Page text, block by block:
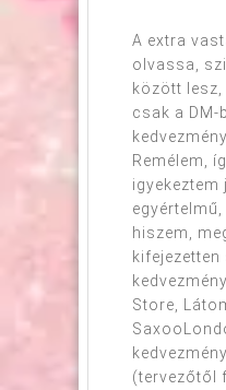
A extra
olvassa,
között
csak a DM-
Remélem,
hiszem,
kifejezetten
Store,
(tervezőtől